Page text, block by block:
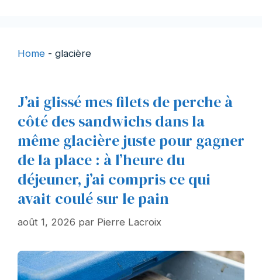
Home - glacière
J’ai glissé mes filets de perche à
côté des sandwichs dans la
même glacière juste pour gagner
de la place : à l’heure du
déjeuner, j’ai compris ce qui
avait coulé sur le pain
août 1, 2026 par Pierre Lacroix